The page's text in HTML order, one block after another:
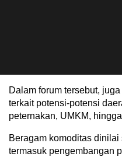
Dalam forum tersebut,
terkait potensi-potensi
peternakan, UMKM,
Beragam komoditas
termasuk pengembangan